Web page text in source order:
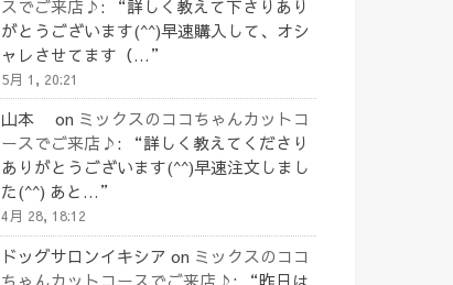
スでご来店♪ : “詳しく教えて下さりあり
がとうございます(^^)早速購入して、オシ
ャレさせてます（… ”
5月 1, 20:21
山本 on ミックスのココちゃんカットコ
ースでご来店♪ : “詳しく教えてくださり
ありがとうございます(^^)早速注文しまし
た(^^) あと… ”
4月 28, 18:12
ドッグサロンイキシア on ミックスのココ